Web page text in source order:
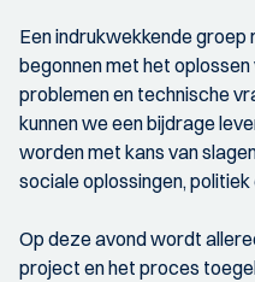
Een indrukwekkende groep
begonnen met het
problemen en technische
kunnen we een bijdrage
worden met kans van
sociale oplossingen,
Op deze avond wordt
project en het proces